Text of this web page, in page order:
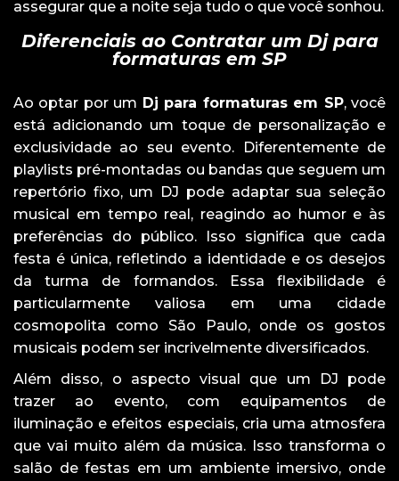
assegurar que a noite seja tudo o que você sonhou.
Diferenciais ao Contratar um Dj para
formaturas em SP
Ao optar por um Dj para formaturas em SP, você
está adicionando um toque de personalização e
exclusividade ao seu evento. Diferentemente de
playlists pré-montadas ou bandas que seguem um
repertório fixo, um DJ pode adaptar sua seleção
musical em tempo real, reagindo ao humor e às
preferências do público. Isso significa que cada
festa é única, refletindo a identidade e os desejos
da turma de formandos. Essa flexibilidade é
particularmente valiosa em uma cidade
cosmopolita como São Paulo, onde os gostos
musicais podem ser incrivelmente diversificados.
Além disso, o aspecto visual que um DJ pode
trazer ao evento, com equipamentos de
iluminação e efeitos especiais, cria uma atmosfera
que vai muito além da música. Isso transforma o
salão de festas em um ambiente imersivo, onde